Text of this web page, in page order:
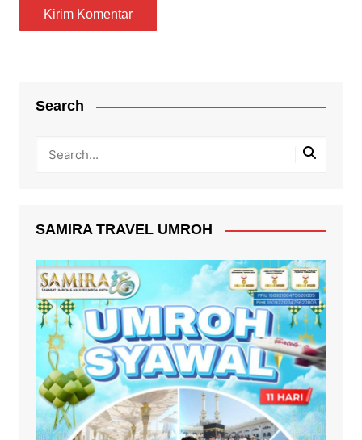
Search
SAMIRA TRAVEL UMROH